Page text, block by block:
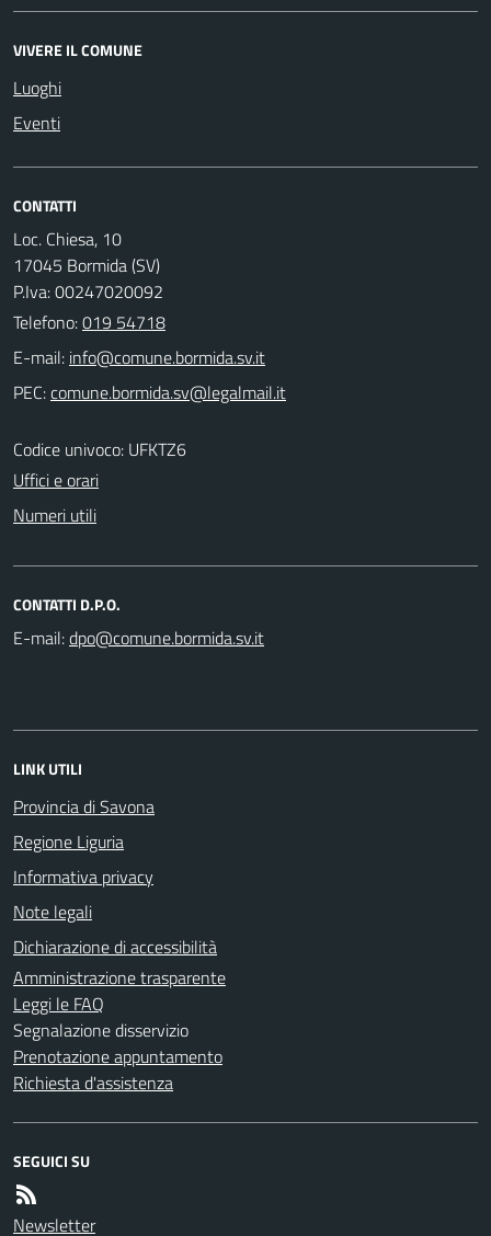
VIVERE IL COMUNE
Luoghi
Eventi
CONTATTI
Loc. Chiesa, 10
17045 Bormida (SV)
P.Iva: 00247020092
Telefono:019 54718
E-mail:
PEC:
Codice univoco: UFKTZ6
Uffici e orari
Numeri utili
CONTATTI D.P.O.
E-mail:
LINK UTILI
Provincia di Savona
Regione Liguria
Informativa privacy
Note legali
Dichiarazione di accessibilità
Amministrazione trasparente
Leggi le FAQ
Segnalazione disservizio
Prenotazione appuntamento
Richiesta d'assistenza
SEGUICI SU
Newsletter